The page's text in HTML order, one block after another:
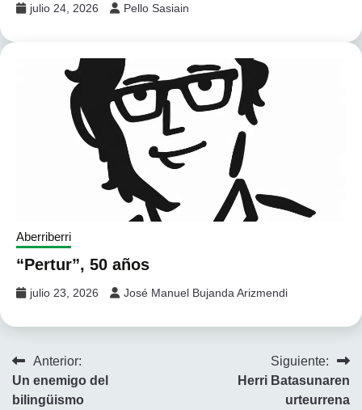
julio 24, 2026 Pello Sasiain
Aberriberri
“Pertur”, 50 años
julio 23, 2026 José Manuel Bujanda Arizmendi
Navegación
de
Anterior:
Un enemigo del
bilingüismo
Siguiente:
Herri Batasunaren
urteurrena